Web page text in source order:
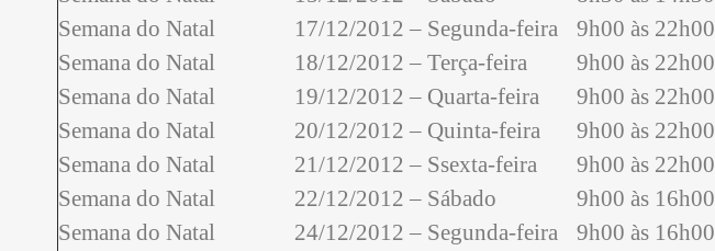
Semana do Natal
17/12/2012 – Segunda-feira
9h00 às 22h00
Semana do Natal
18/12/2012 – Terça-feira
9h00 às 22h00
Semana do Natal
19/12/2012 – Quarta-feira
9h00 às 22h00
Semana do Natal
20/12/2012 – Quinta-feira
9h00 às 22h00
Semana do Natal
21/12/2012 – Ssexta-feira
9h00 às 22h00
Semana do Natal
22/12/2012 – Sábado
9h00 às 16h00
Semana do Natal
24/12/2012 – Segunda-feira
9h00 às 16h00